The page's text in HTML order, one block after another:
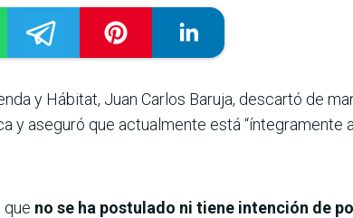
y Hábitat, Juan Carlos Baruja, descartó de
y aseguró que actualmente está “íntegramente
que no se ha postulado ni tiene intención de